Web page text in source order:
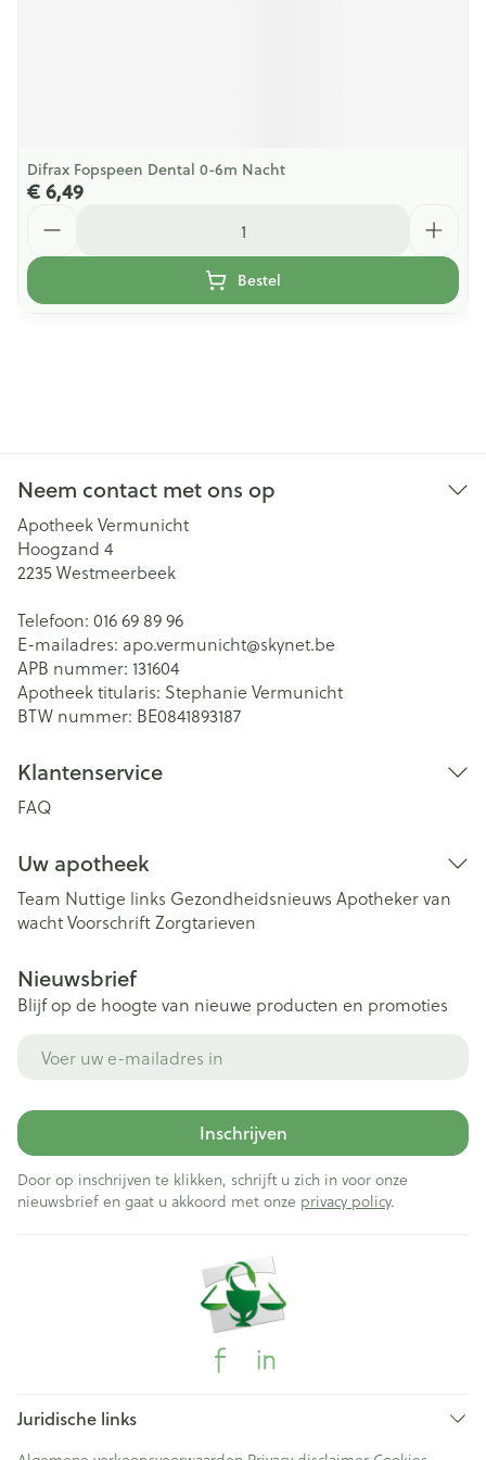
Difrax Fopspeen Dental 0-6m Nacht
€ 6,49
Bestel
Neem contact met ons op
Apotheek Vermunicht
Hoogzand 4
2235Westmeerbeek
Telefoon: 016 69 89 96
E-mailadres: apo.vermunicht@skynet.be
APB nummer: 131604
Apotheek titularis: Stephanie Vermunicht
BTW nummer: BE0841893187
Klantenservice
FAQ
Uw apotheek
Team Nuttige links Gezondheidsnieuws Apotheker van
wachtVoorschriftZorgtarieven
Nieuwsbrief
Blijf op de hoogte van nieuwe producten en promoties
Inschrijven
Door op inschrijven te klikken, schrijft u zich in voor onze
nieuwsbrief en gaat u akkoord met onze privacy policy.
Juridische links